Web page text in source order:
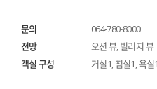
문의
064-780-8000
전망
오션 뷰, 빌리지 뷰
객실 구성
거실1, 침실1, 욕